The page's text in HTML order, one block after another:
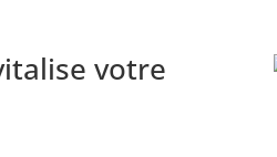
votre